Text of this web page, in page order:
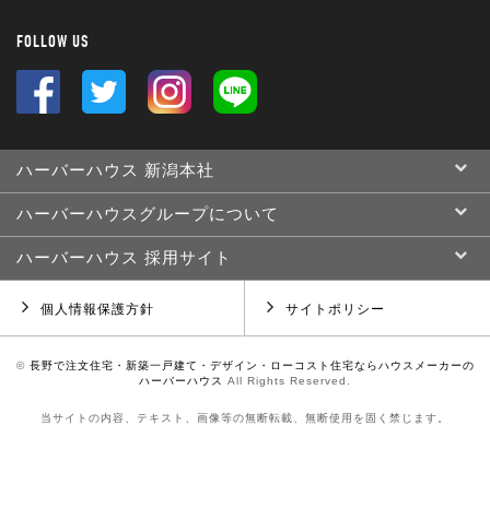
FOLLOW US
ハーバーハウス 新潟本社
ハーバーハウスグループについて
ハーバーハウス 採用サイト
個人情報保護方針 サイトポリシー
© 長野で注文住宅・新築一戸建て・デザイン・ローコスト住宅ならハウスメーカーの
ハーバーハウス
All Rights Reserved.
当サイトの内容、テキスト、画像等の無断転載、無断使用を固く禁じます。